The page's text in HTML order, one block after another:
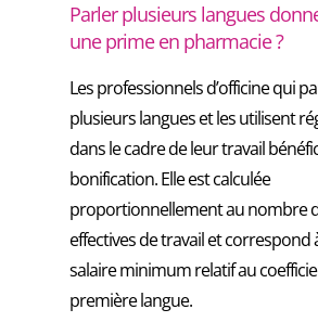
Parler plusieurs langues
une prime en pharmacie ?
Les professionnels d’officine qui
plusieurs langues et les utilisent
dans le cadre de leur travail
bonification. Elle est calculée
proportionnellement au nombre
effectives de travail et correspond
salaire minimum relatif au
première langue.